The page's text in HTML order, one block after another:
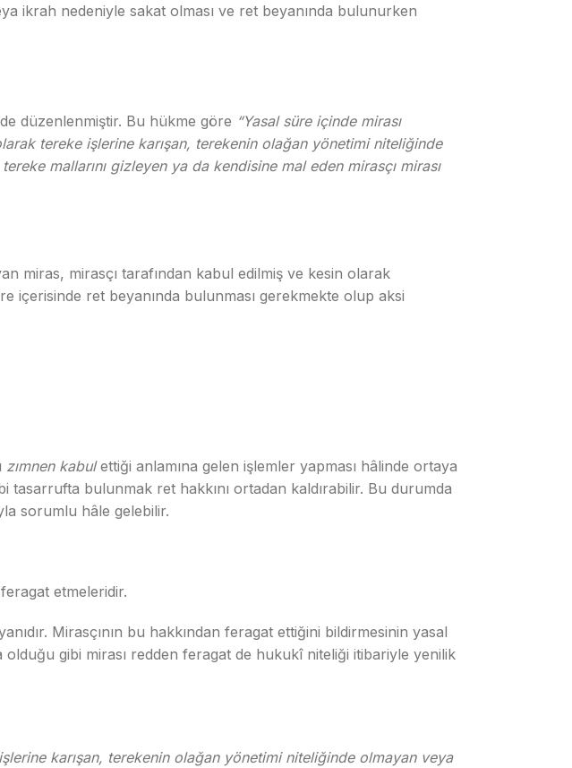
ikrah nedeniyle sakat olması ve ret beyanında bulunurken
düzenlenmiştir. Bu hükme göre “Yasal süre içinde mirası
tereke işlerine karışan, terekenin olağan yönetimi niteliğinde
mallarını gizleyen ya da kendisine mal eden mirasçı mirası
miras, mirasçı tarafından kabul edilmiş ve kesin olarak
içerisinde ret beyanında bulunması gerekmekte olup aksi
zımnen kabulettiği anlamına gelen işlemler yapması hâlinde ortaya
tasarrufta bulunmak ret hakkını ortadan kaldırabilir. Bu durumda
sorumlu hâle gelebilir.
etmeleridir.
Mirasçının bu hakkından feragat ettiğini bildirmesinin yasal
olduğu gibi mirası redden feragat de hukukî niteliği itibariyle yenilik
karışan, terekenin olağan yönetimi niteliğinde olmayan veya